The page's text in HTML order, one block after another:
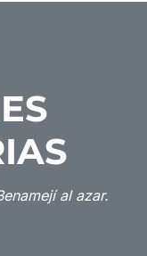
al azar.